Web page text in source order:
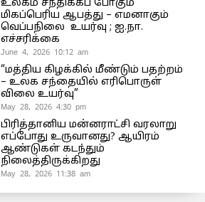
உலகம் சந்திக்கப் போகும்
மிகப்பெரிய ஆபத்து – எமனாகும்
வெப்பநிலை உயர்வு ; ஐ.நா.
எச்சரிக்கை
June 4, 2026 10:12 am
“மத்திய கிழக்கில் மீண்டும் பதற்றம்
– உலக சந்தையில் எரிபொருள்
விலை உயர்வு”
May 28, 2026 4:30 pm
பிரித்தானிய மன்னராட்சி வரலாறு
எப்போது உருவானது? ஆயிரம்
ஆண்டுகள் கடந்தும்
நிலைத்திருக்கிறது
May 28, 2026 11:38 am